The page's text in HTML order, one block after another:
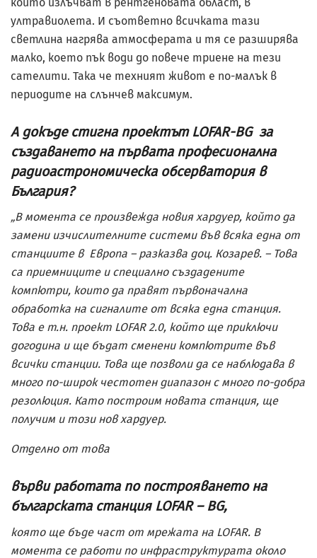
които излъчват в рентгеновата област, в
ултравиолета. И съответно всичката тази
светлина нагрява атмосферата и тя се разширява
малко, което пък води до повече триене на тези
сателити. Така че техният живот е по-малък в
периодите на слънчев максимум.
А докъде стигна проектът LOFAR-BG за
създаването на първата професионална
радиоастрономическа обсерватория в
България?
„В момента се произвежда новия хардуер, който да
замени изчислителните системи във всяка една от
станциите в Европа – разказва доц. Козарев. – Това
са приемниците и специално създадените
компютри, които да правят първоначална
обработка на сигналите от всяка една станция.
Това е т.н. проект LOFAR 2.0, който ще приключи
догодина и ще бъдат сменени компютрите във
всички станции. Това ще позволи да се наблюдава в
много по-широк честотен диапазон с много по-добра
резолюция. Като построим новата станция, ще
получим и този нов хардуер.
Отделно от това
върви работата по построяването на
българската станция LOFAR – BG,
която ще бъде част от мрежата на LOFAR. В
момента се работи по инфраструктурата около